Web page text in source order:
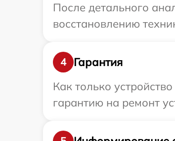
После детального
восстановлению
4
Гарантия
Как только
гарантию на ремонт